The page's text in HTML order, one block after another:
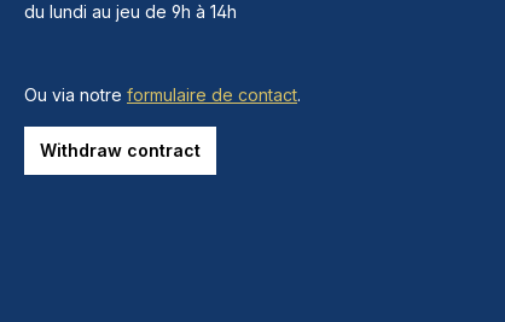
du lundi au jeu de 9h à 14h
Ou via notre formulaire de contact.
Withdraw contract